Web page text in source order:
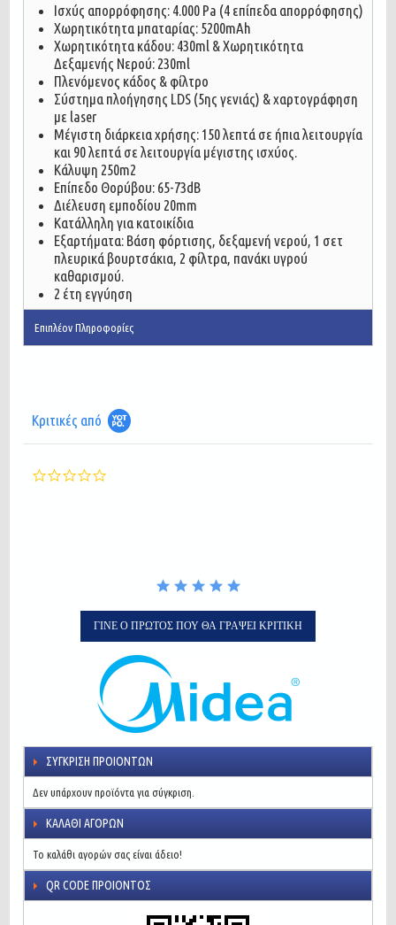
Ισχύς απορρόφησης: 4.000 Pa (4 επίπεδα απορρόφησης)
Xωρητικότητα μπαταρίας: 5200mAh
Χωρητικότητα κάδου: 430ml & Χωρητικότητα
Δεξαμενής Νερού: 230ml
Πλενόμενος κάδος & φίλτρο
Σύστημα πλοήγησης LDS (5ης γενιάς) & χαρτογράφηση
με laser
Μέγιστη διάρκεια χρήσης: 150 λεπτά σε ήπια λειτουργία
και 90 λεπτά σε λειτουργία μέγιστης ισχύος.
Κάλυψη 250m2
Επίπεδο Θορύβου: 65-73dB
Διέλευση εμποδίου 20mm
Κατάλληλη για κατοικίδια
Εξαρτήματα: Βάση φόρτισης, δεξαμενή νερού, 1 σετ
πλευρικά βουρτσάκια, 2 φίλτρα, πανάκι υγρού
καθαρισμού.
2 έτη εγγύηση
Επιπλέον Πληροφορίες
Κριτικές από
ΓΊΝΕ Ο ΠΡΏΤΟΣ ΠΟΥ ΘΑ ΓΡΆΨΕΙ ΚΡΙΤΙΚΉ
ΣΎΓΚΡΙΣΗ ΠΡΟΙΌΝΤΩΝ
Δεν υπάρχουν προϊόντα για σύγκριση.
ΚΑΛΆΘΙ ΑΓΟΡΏΝ
Το καλάθι αγορών σας είναι άδειο!
QR CODE ΠΡΟΙΌΝΤΟΣ